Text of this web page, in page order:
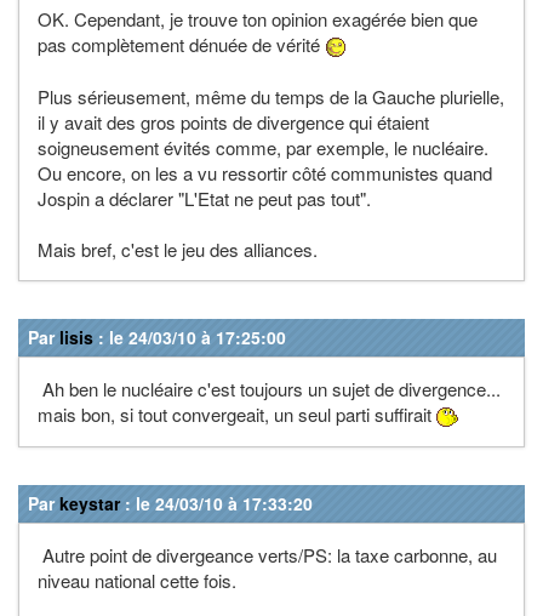
OK. Cependant, je trouve ton opinion exagérée bien que
pas complètement dénuée de vérité
Plus sérieusement, même du temps de la Gauche plurielle,
il y avait des gros points de divergence qui étaient
soigneusement évités comme, par exemple, le nucléaire.
Ou encore, on les a vu ressortir côté communistes quand
Jospin a déclarer "L'Etat ne peut pas tout".
Mais bref, c'est le jeu des alliances.
Par lisis : le 24/03/10 à 17:25:00
Ah ben le nucléaire c'est toujours un sujet de divergence...
mais bon, si tout convergeait, un seul parti suffirait
Parkeystar: le 24/03/10 à 17:33:20
Autre point de divergeance verts/PS: la taxe carbonne, au
niveau national cette fois.